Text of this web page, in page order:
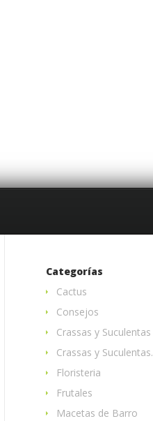
Categorías
Cactus
Consejos
Crassas y Suculentas
Crassas y Suculentas.
Floristeria
Frutales
Macetas de Barro